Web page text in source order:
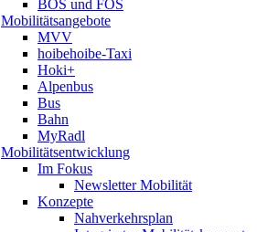
BOS und FOS
Mobilitätsangebote
MVV
hoibehoibe-Taxi
Hoki+
Alpenbus
Bus
Bahn
MyRadl
Mobilitätsentwicklung
Im Fokus
Newsletter Mobilität
Konzepte
Nahverkehrsplan